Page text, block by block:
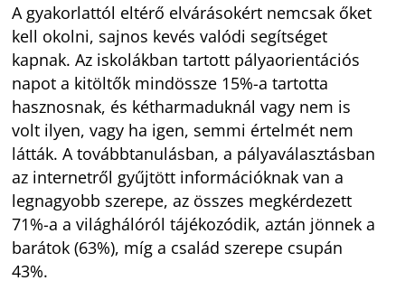
A gyakorlattól eltérő elvárásokért nemcsak őket
kell okolni, sajnos kevés valódi segítséget
kapnak. Az iskolákban tartott pályaorientációs
napot a kitöltők mindössze 15%-a tartotta
hasznosnak, és kétharmaduknál vagy nem is
volt ilyen, vagy ha igen, semmi értelmét nem
látták. A továbbtanulásban, a pályaválasztásban
az internetről gyűjtött információknak van a
legnagyobb szerepe, az összes megkérdezett
71%-a a világhálóról tájékozódik, aztán jönnek a
barátok (63%), míg a család szerepe csupán
43%.